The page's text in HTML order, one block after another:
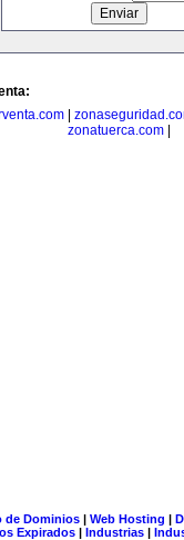
|
zonatuerca.com|
de Dominios| Web Hosting |
Expirados | Industrias |